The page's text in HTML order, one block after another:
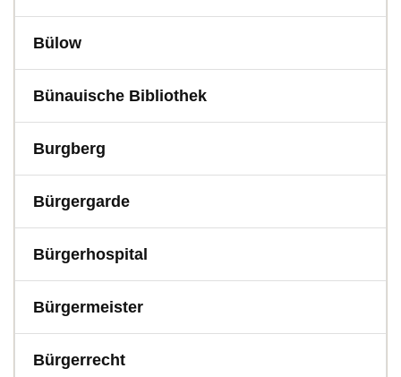
Bülow
Bünauische Bibliothek
Burgberg
Bürgergarde
Bürgerhospital
Bürgermeister
Bürgerrecht